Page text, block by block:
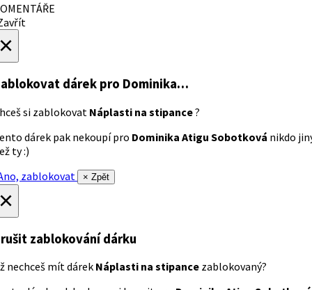
dárek pro Dominika…
si zablokovat Náplasti na stipance?
dárek pak nekoupí pro Dominika Atigu Sobotková nikdo
ty :)
zablokovat
× Zpět
zablokování dárku
nechceš mít dárek Náplasti na stipance zablokovaný?